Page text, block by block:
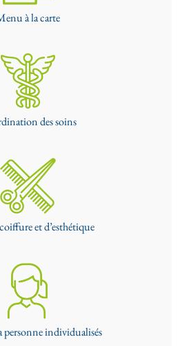
à la carte
des soins
et d’esthétique
personne individualisés